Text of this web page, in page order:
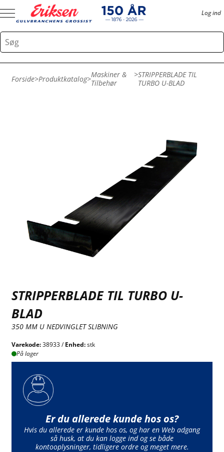
Log ind
Forside>Produktkatalog>Maskiner &
Tilbehør
>STRIPPERBLADE TIL
TURBO U-BLAD
STRIPPERBLADE TIL TURBO U-
BLAD
350 MM U NEDVINGLET SLIBNING
Varekode:38933 /Enhed:stk
På lager
Er du allerede kunde hos os?
Hvis du allerede er kunde hos os, og har en Web adgang
så husk, at du kan logge ind og se både
kontooplysninger, tidligere ordre og meget mere.